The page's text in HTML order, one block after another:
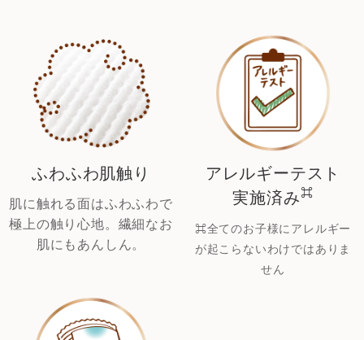
ふわふわ肌触り
肌に触れる面はふわふわで
極上の触り心地。繊細なお
肌にもあんしん。
アレルギーテスト
実施済み⌘
⌘全てのお子様にアレルギー
が起こらないわけではありま
せん